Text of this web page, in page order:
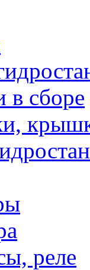
в сборе
реле